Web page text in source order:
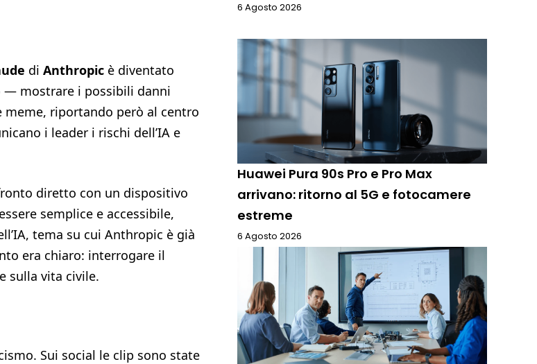
di Anthropic è diventato
— mostrare i possibili danni
riportando però al centro
i leader i rischi dell’IA e
diretto con un dispositivo
semplice e accessibile,
tema su cui Anthropic è già
era chiaro: interrogare il
sulla vita civile.
Sui social le clip sono state
6 Agosto 2026
Huawei Pura 90s Pro e Pro Max
arrivano: ritorno al 5G e fotocamere
estreme
6 Agosto 2026